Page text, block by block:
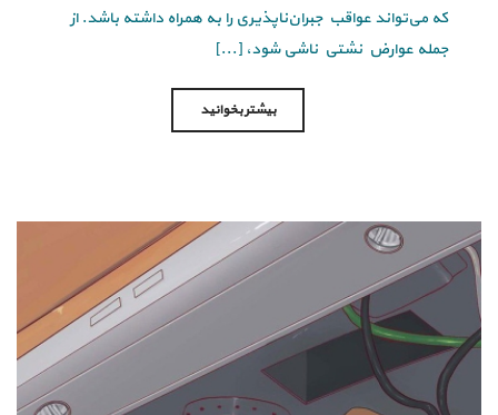
که می‌تواند عواقب جبران‌ناپذیری را به همراه داشته باشد. از
جمله عوارض نشتی ناشی شود، [...]
بیشتر بخوانید